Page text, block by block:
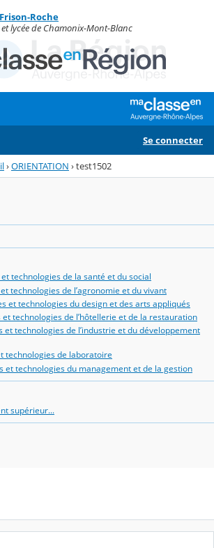
Roche
lycée de Chamonix-Mont-Blanc
Se connecter
›ORIENTATION ›test1502
technologies de la santé et du social
technologies de l’agronomie et du vivant
et technologies du design et des arts appliqués
et technologies de l’hôtellerie et de la restauration
et technologies de l’industrie et du développement
technologies de laboratoire
et technologies du management et de la gestion
supérieur...